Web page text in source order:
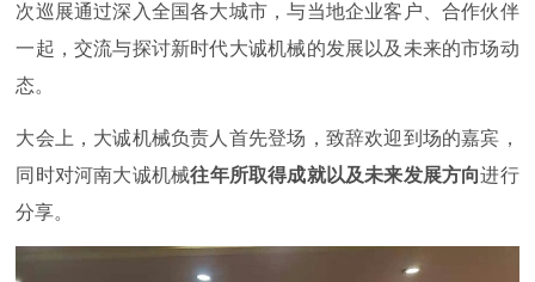
次巡展通过深入全国各大城市，与当地企业客户、合作伙伴
一起，交流与探讨新时代大诚机械的发展以及未来的市场动
态。
大会上，大诚机械负责人首先登场，致辞欢迎到场的嘉宾，
同时对河南大诚机械往年所取得成就以及未来发展方向进行
分享。